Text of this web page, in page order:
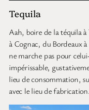
Tequila
Aah, boire de la téquila
à Cognac, du Bordeaux
ne marche pas pour
impérissable,
lieu de consommation,
avec le lieu de fabrication.